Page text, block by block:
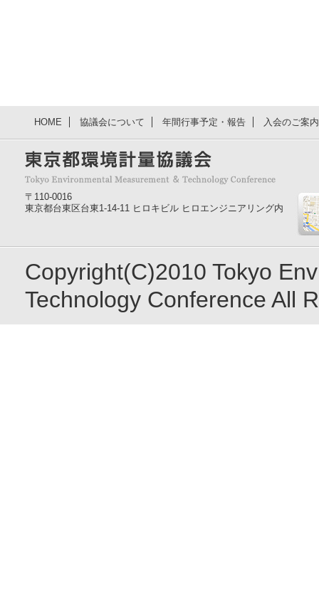
HOME 協議会について 年間行事予定・報告 入会のご案
〒110-0016
東京都台東区台東1-14-11 ヒロキビル ヒロエンジニアリング内
Copyright(C)2010 Tokyo
Technology Conference All